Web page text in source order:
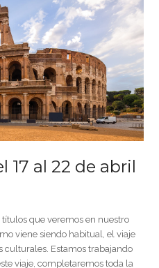
17 al 22 de abril
que veremos en nuestro
viene siendo habitual, el viaje
culturales. Estamos trabajando
viaje, completaremos toda la